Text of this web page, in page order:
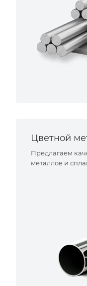
Цветной
Предлагаем
металлов и